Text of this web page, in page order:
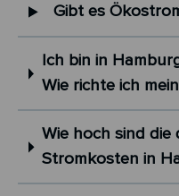
Gibt es
Ich bin in
Wie richte ich
Wie hoch sind
Stromkosten in